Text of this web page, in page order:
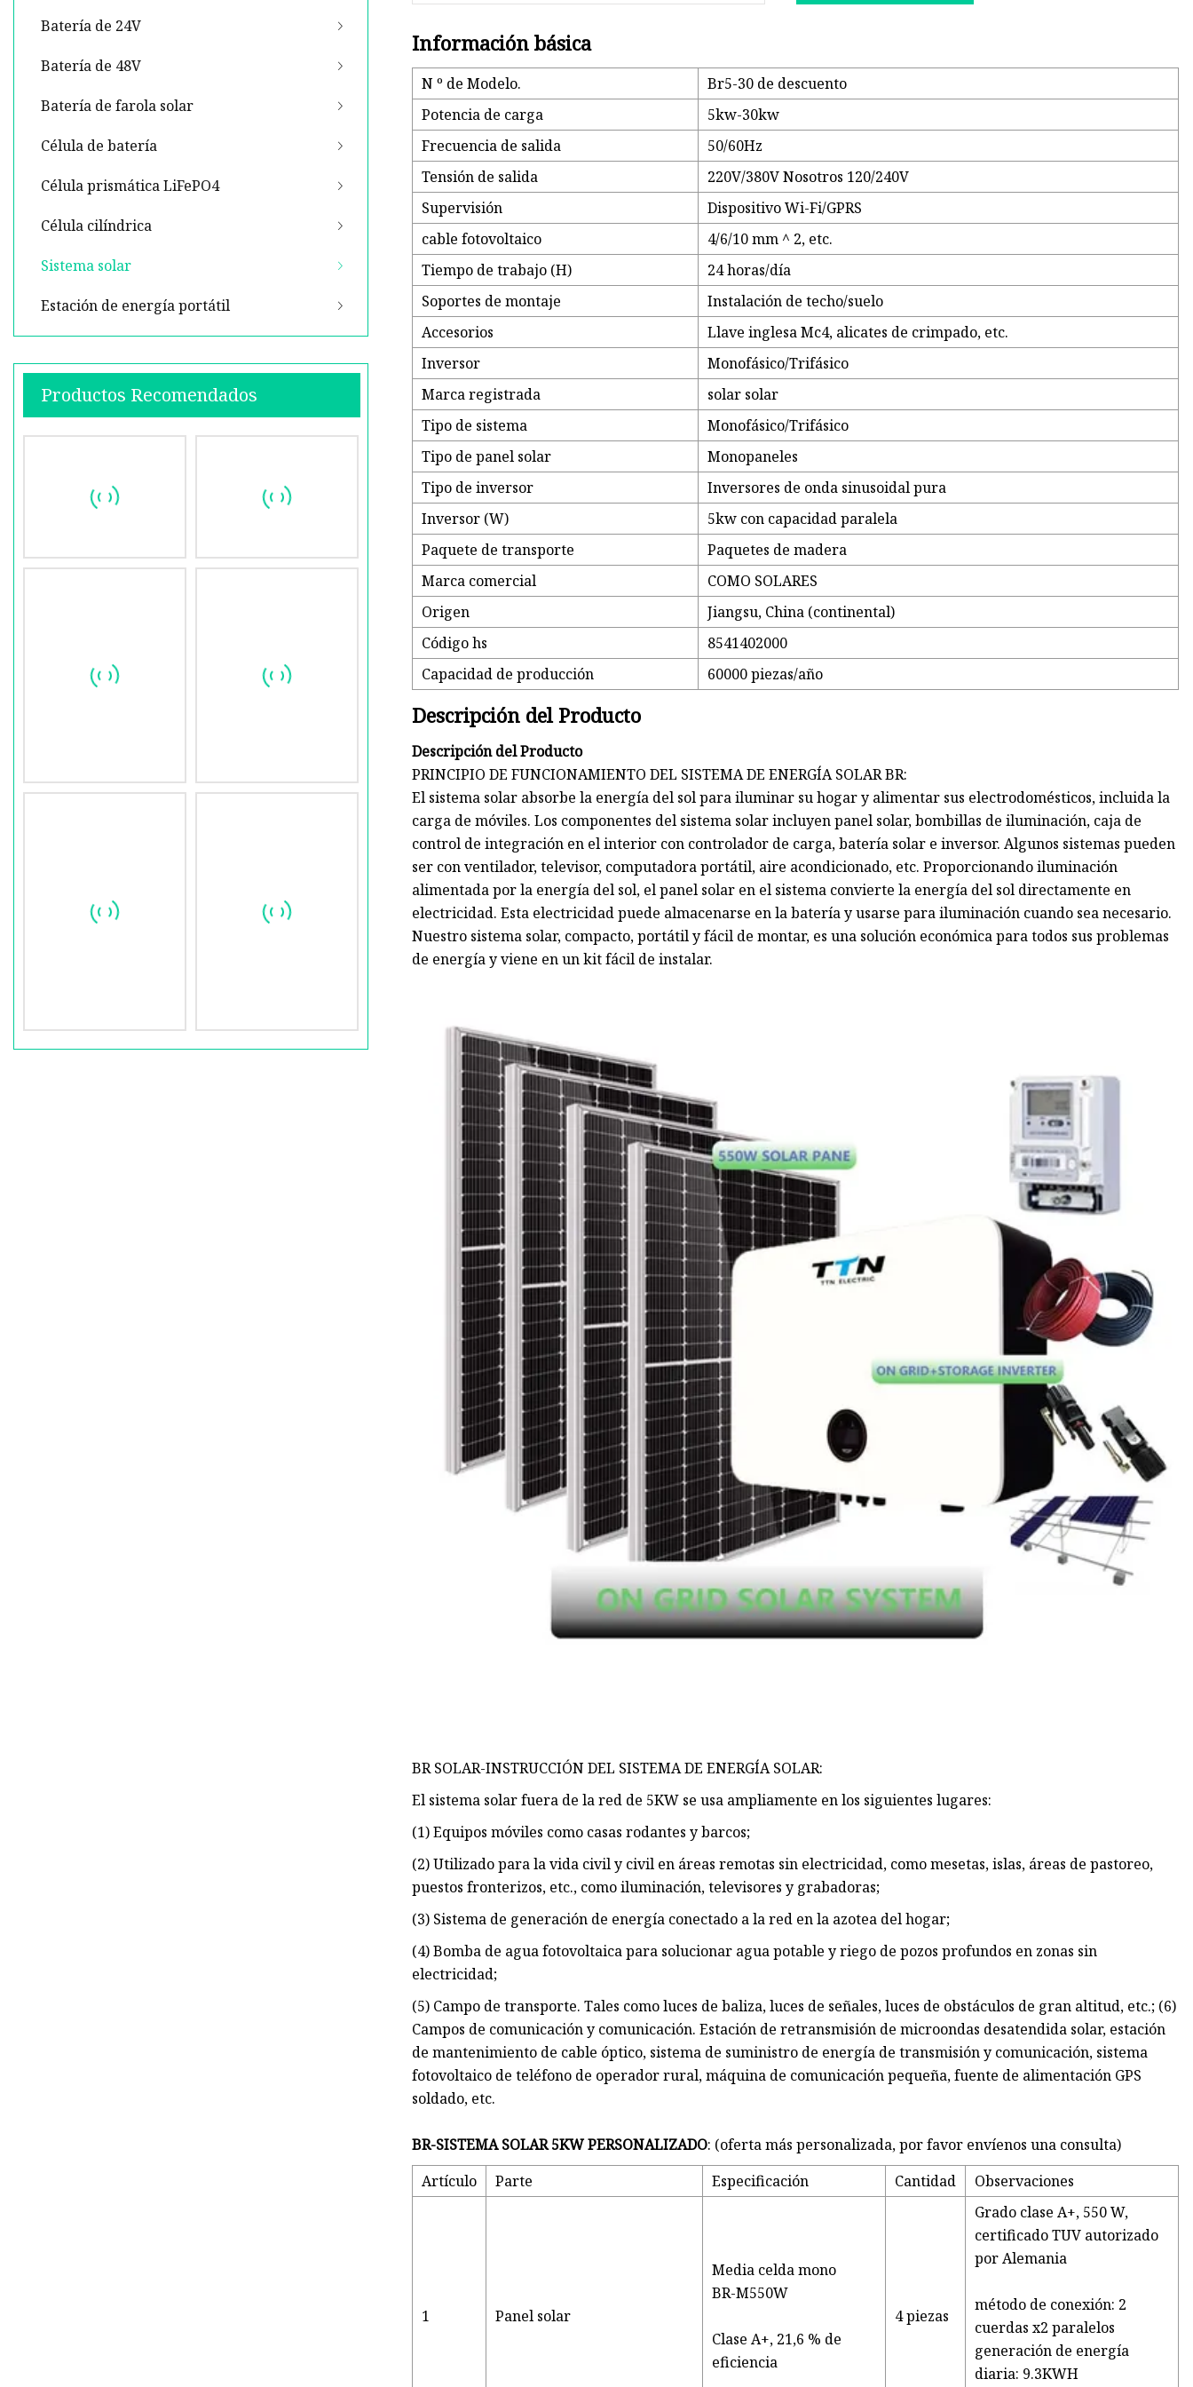
Batería de 24V
Batería de 48V
Batería de farola solar
Célula de batería
Célula prismática LiFePO4
Célula cilíndrica
Sistema solar
Estación de energía portátil
Productos Recomendados
Información básica
N º de Modelo.
Br5-30 de descuento
Potencia de carga
5kw-30kw
Frecuencia de salida
50/60Hz
Tensión de salida
220V/380V Nosotros 120/240V
Supervisión
Dispositivo Wi-Fi/GPRS
cable fotovoltaico
4/6/10 mm ^ 2, etc.
Tiempo de trabajo (H)
24 horas/día
Soportes de montaje
Instalación de techo/suelo
Accesorios
Llave inglesa Mc4, alicates de crimpado, etc.
Inversor
Monofásico/Trifásico
Marca registrada
solar solar
Tipo de sistema
Monofásico/Trifásico
Tipo de panel solar
Monopaneles
Tipo de inversor
Inversores de onda sinusoidal pura
Inversor (W)
5kw con capacidad paralela
Paquete de transporte
Paquetes de madera
Marca comercial
COMO SOLARES
Origen
Jiangsu, China (continental)
Código hs
8541402000
Capacidad de producción
60000 piezas/año
Descripción del Producto
Descripción del Producto
PRINCIPIO DE FUNCIONAMIENTO DEL SISTEMA DE ENERGÍA SOLAR BR:
El sistema solar absorbe la energía del sol para iluminar su hogar y alimentar sus electrodomésticos, incluida la
carga de móviles. Los componentes del sistema solar incluyen panel solar, bombillas de iluminación, caja de
control de integración en el interior con controlador de carga, batería solar e inversor. Algunos sistemas pueden
ser con ventilador, televisor, computadora portátil, aire acondicionado, etc. Proporcionando iluminación
alimentada por la energía del sol, el panel solar en el sistema convierte la energía del sol directamente en
electricidad. Esta electricidad puede almacenarse en la batería y usarse para iluminación cuando sea necesario.
Nuestro sistema solar, compacto, portátil y fácil de montar, es una solución económica para todos sus problemas
de energía y viene en un kit fácil de instalar.
BR SOLAR-INSTRUCCIÓN DEL SISTEMA DE ENERGÍA SOLAR:
El sistema solar fuera de la red de 5KW se usa ampliamente en los siguientes lugares:
(1) Equipos móviles como casas rodantes y barcos;
(2) Utilizado para la vida civil y civil en áreas remotas sin electricidad, como mesetas, islas, áreas de pastoreo,
puestos fronterizos, etc., como iluminación, televisores y grabadoras;
(3) Sistema de generación de energía conectado a la red en la azotea del hogar;
(4) Bomba de agua fotovoltaica para solucionar agua potable y riego de pozos profundos en zonas sin
electricidad;
(5) Campo de transporte. Tales como luces de baliza, luces de señales, luces de obstáculos de gran altitud, etc.; (6)
Campos de comunicación y comunicación. Estación de retransmisión de microondas desatendida solar, estación
de mantenimiento de cable óptico, sistema de suministro de energía de transmisión y comunicación, sistema
fotovoltaico de teléfono de operador rural, máquina de comunicación pequeña, fuente de alimentación GPS
soldado, etc.
BR-SISTEMA SOLAR 5KW PERSONALIZADO: (oferta más personalizada, por favor envíenos una consulta)
Artículo
Parte Especificación Cantidad Observaciones
1 Panel solar
Media celda mono
BR-M550W
Clase A+, 21,6 % de
eficiencia
4 piezas
Grado clase A+, 550 W,
certificado TUV autorizado
por Alemania
método de conexión: 2
cuerdas x2 paralelos
generación de energía
diaria: 9.3KWH